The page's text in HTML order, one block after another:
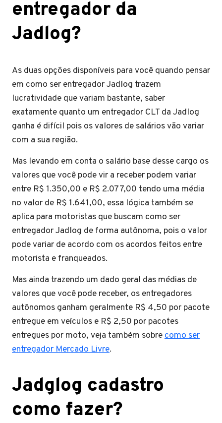
entregador da
Jadlog?
As duas opções disponíveis para você quando pensar
em como ser entregador Jadlog trazem
lucratividade que variam bastante, saber
exatamente quanto um entregador CLT da Jadlog
ganha é difícil pois os valores de salários vão variar
com a sua região.
Mas levando em conta o salário base desse cargo os
valores que você pode vir a receber podem variar
entre R$ 1.350,00 e R$ 2.077,00 tendo uma média
no valor de R$ 1.641,00, essa lógica também se
aplica para motoristas que buscam como ser
entregador Jadlog de forma autônoma, pois o valor
pode variar de acordo com os acordos feitos entre
motorista e franqueados.
Mas ainda trazendo um dado geral das médias de
valores que você pode receber, os entregadores
autônomos ganham geralmente R$ 4,50 por pacote
entregue em veículos e R$ 2,50 por pacotes
entregues por moto, veja também sobrecomo ser
entregador Mercado Livre.
Jadglog cadastro
como fazer?